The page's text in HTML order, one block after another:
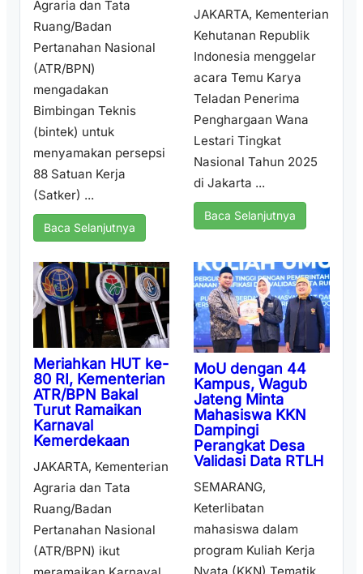
Agraria dan Tata
Ruang/Badan
Pertanahan Nasional
(ATR/BPN)
mengadakan
Bimbingan Teknis
(bintek) untuk
menyamakan persepsi
88 Satuan Kerja
(Satker) ...
Baca Selanjutnya
JAKARTA, Kementerian
Kehutanan Republik
Indonesia menggelar
acara Temu Karya
Teladan Penerima
Penghargaan Wana
Lestari Tingkat
Nasional Tahun 2025
di Jakarta ...
Baca Selanjutnya
Meriahkan HUT ke-
80 RI, Kementerian
ATR/BPN Bakal
Turut Ramaikan
Karnaval
Kemerdekaan
JAKARTA, Kementerian
Agraria dan Tata
Ruang/Badan
Pertanahan Nasional
(ATR/BPN) ikut
MoU dengan 44
Kampus, Wagub
Jateng Minta
Mahasiswa KKN
Dampingi
Perangkat Desa
Validasi Data RTLH
SEMARANG,
Keterlibatan
mahasiswa dalam
program Kuliah Kerja
Nyata (KKN) Tematik